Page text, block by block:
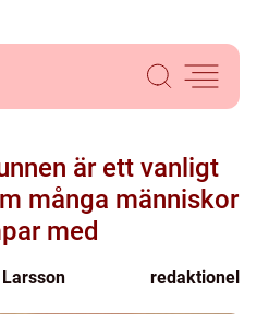
är ett vanligt
många människor
med
redaktionel